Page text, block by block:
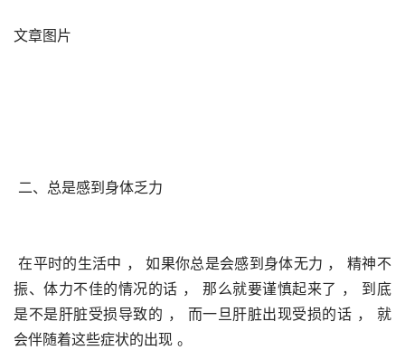
文章图片
二、总是感到身体乏力
在平时的生活中 ， 如果你总是会感到身体无力 ， 精神不
振、体力不佳的情况的话 ， 那么就要谨慎起来了 ， 到底
是不是肝脏受损导致的 ， 而一旦肝脏出现受损的话 ， 就
会伴随着这些症状的出现 。